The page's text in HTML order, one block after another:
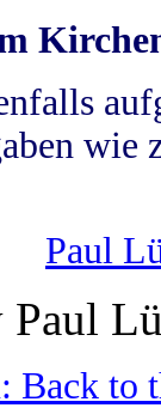
wie
Paul
Back to